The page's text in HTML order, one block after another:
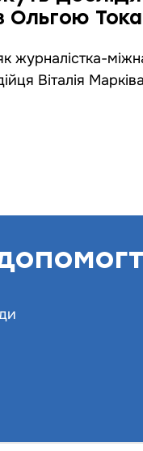
Ольгою
журналістка-
Віталія